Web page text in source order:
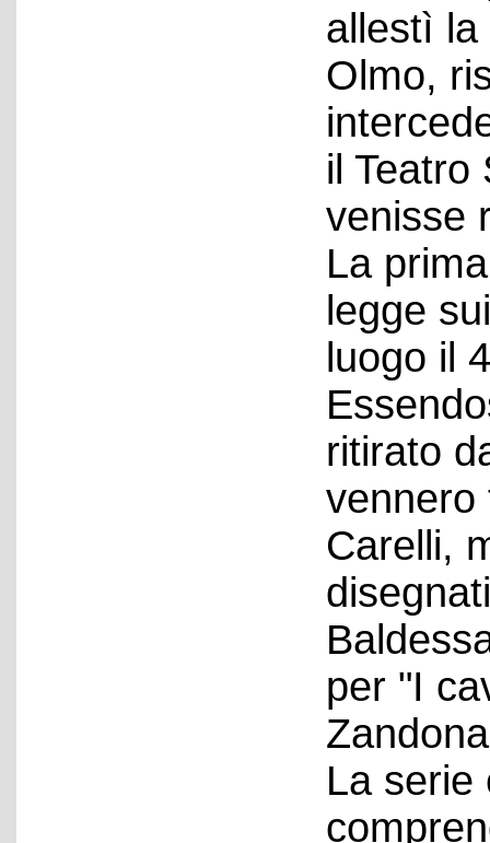
allestì la
Olmo,
il Teatro
venisse
La
legge
luogo il
ritirato
vennero
Carelli,
per "I
La serie